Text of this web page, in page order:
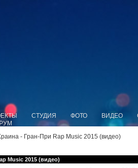
СТУДИЯ ФОТО ВИДЕО
- Гран-При Rap Music 2015 (видео)
Music 2015 (видео)